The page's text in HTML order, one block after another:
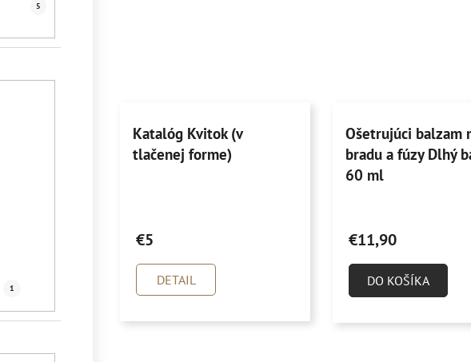
5
1
Katalóg Kvitok (v
tlačenej forme)
hodnotenie
5,0
€5
DETAIL
Ošetrujúci balzam
bradu a fúzy Dlhý
60 ml
hodnotenie
produktu
5,0
€11,90
DO KOŠÍKA